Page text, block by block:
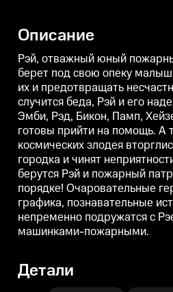
всегда готовы прийти на
помощь. А тут еще и три
космических злодея вторглись в
мирную жизнь городка и чинят
неприятности. Но когда за дело
берутся Рэй и пожарный
патруль, то все будет в порядке!
Очаровательные герои,
эффектная графика,
познавательные истории —
малыши непременно
подружатся с Рэем и смелыми
машинками-пожарными.
Описание
Рэй, отважный юный
берет под свою опеку
их и предотвращать
случится беда, Рэй и его
Эмби, Рэд, Бикон, Памп,
готовы прийти на помощь. А
космических злодея
городка и чинят
берутся Рэй и пожарный
порядке! Очаровательные
графика, познавательные
непременно подружатся с
машинками-пожарными.
Детали